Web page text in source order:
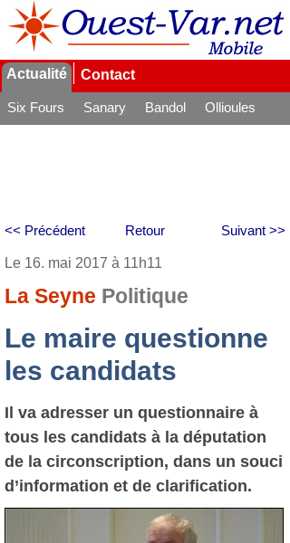
Actualité Contact
Six Fours Sanary Bandol
Ollioules
Retour
<< Précédent Suivant >>
Le 16. mai 2017 à 11h11
La Seyne Politique
Le maire questionne
les candidats
Il va adresser un questionnaire à
tous les candidats à la députation
de la circonscription, dans un souci
d’information et de clarification.